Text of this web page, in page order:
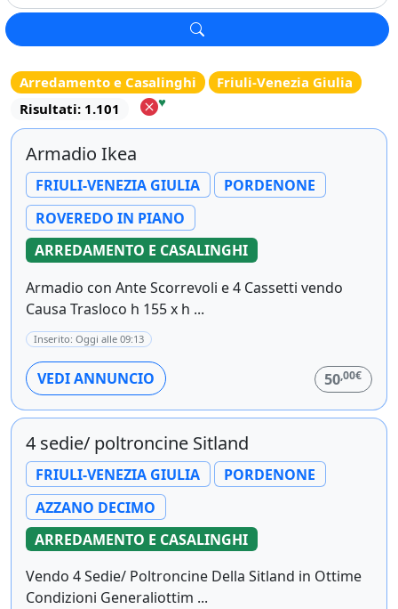
Arredamento e Casalinghi
Friuli-Venezia Giulia
Risultati: 1.101
♥
Armadio Ikea
FRIULI-VENEZIA GIULIA
PORDENONE
ROVEREDO IN PIANO
ARREDAMENTO E CASALINGHI
Armadio con Ante Scorrevoli e 4 Cassetti vendo
Causa Trasloco h 155 x h ...
Inserito: Oggi alle 09:13
VEDI ANNUNCIO 50,00€
4 sedie/ poltroncine Sitland
FRIULI-VENEZIA GIULIA
PORDENONE
AZZANO DECIMO
ARREDAMENTO E CASALINGHI
Vendo 4 Sedie/ Poltroncine Della Sitland in Ottime
Condizioni Generaliottim ...